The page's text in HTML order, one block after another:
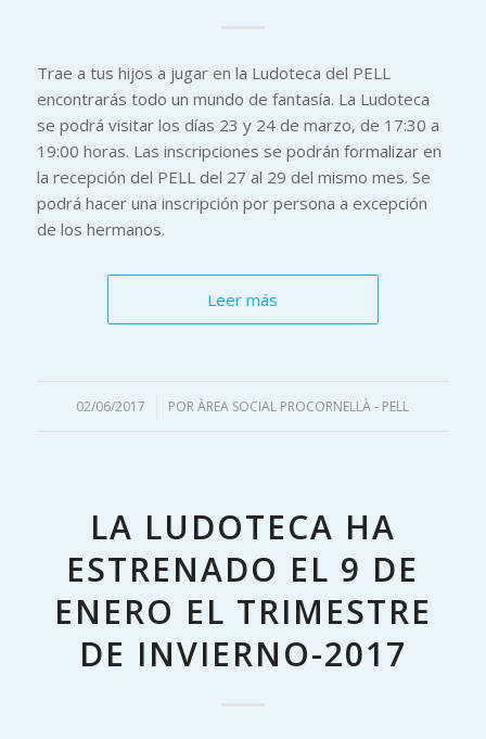
Trae a tus hijos a jugar en la Ludoteca del PELL
encontrarás todo un mundo de fantasía. La Ludoteca
se podrá visitar los días 23 y 24 de marzo, de 17:30 a
19:00 horas. Las inscripciones se podrán formalizar en
la recepción del PELL del 27 al 29 del mismo mes. Se
podrá hacer una inscripción por persona a excepción
de los hermanos.
Leer más
02/06/2017
/ PORÀREA SOCIAL PROCORNELLÀ - PELL
LA LUDOTECA HA
ESTRENADO EL 9 DE
ENERO EL TRIMESTRE
DE INVIERNO-2017